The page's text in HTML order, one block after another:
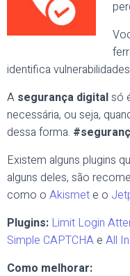
identifica
A segurança digitalsó
necessária, ou seja,
dessa forma. #
Existem alguns plugins
alguns deles, são
como o Akismet e o
Plugins: Limit Login
Simple CAPTCHA e All
Como melhorar: